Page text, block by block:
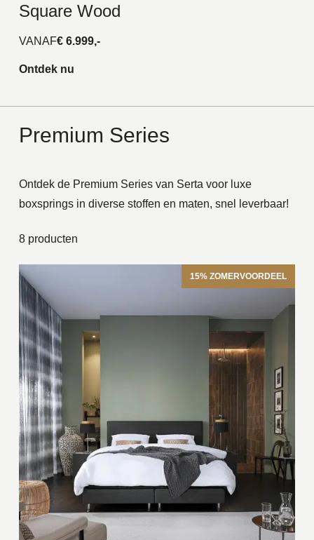
Square Wood
VANAF€ 6.999,-
Ontdek nu
Premium Series
Ontdek de Premium Series van Serta voor luxe
boxsprings in diverse stoffen en maten, snel leverbaar!
8 producten
15% ZOMERVOORDEEL